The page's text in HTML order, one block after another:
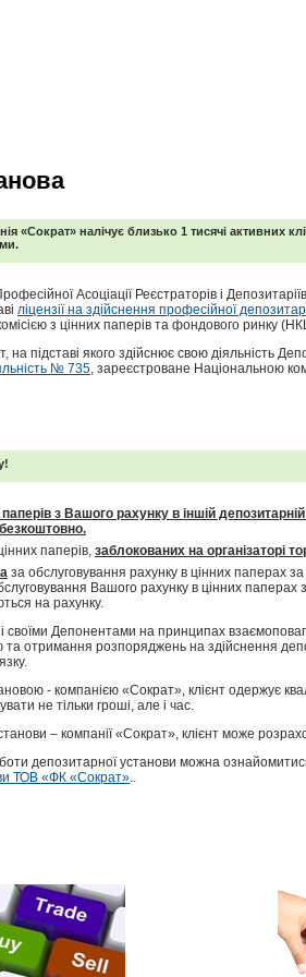
«Сократ» налічує близько 1 тисячі активних
Асоціації Реєстраторів і
ліцензії на здійснення професійної
з цінних паперів та фондового ринку
підставі якого здійснює свою діяльність
№ 735, зареєстроване Національною
з Вашого рахунку в іншій депозитарній
безкоштовно.
паперів, заблокованих на організаторі
за обслуговування рахунку в цінних паперах
Вашого рахунку в цінних паперах
на рахунку.
Депонентами на принципах
та отримання розпоряджень на здійснення
- компанією «Сократ», клієнт одержує
не тільки гроші, але і час.
– компанії «Сократ», клієнт може
депозитарної установи можна
ТОВ «ФК «Сократ»